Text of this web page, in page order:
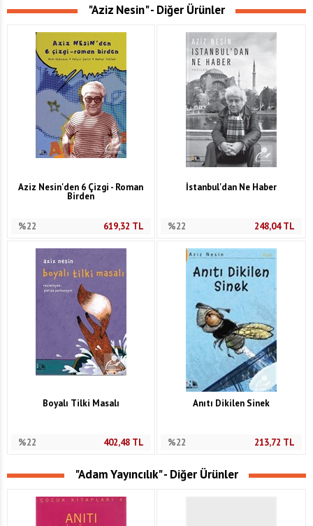
"Aziz Nesin" - Diğer Ürünler
Aziz Nesin'den 6 Çizgi - Roman
Birden
%22 619,32 TL
İstanbul'dan Ne Haber
%22 248,04TL
Boyalı Tilki Masalı
%22 402,48TL
Anıtı Dikilen Sinek
%22 213,72 TL
"Adam Yayıncılık" - Diğer Ürünler